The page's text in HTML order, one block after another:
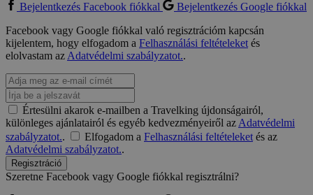
Bejelentkezés Facebook fiókkal
Bejelentkezés Google fiókkal
Facebook vagy Google fiókkal való regisztrációm kapcsán
kijelentem, hogy elfogadom a Felhasználási feltételeketés
elolvastam azAdatvédelmi szabályzatot..
Értesülni akarok e-mailben a Travelking újdonságairól,
különleges ajánlatairól és egyéb kedvezményeiről azAdatvédelmi
szabályzatot.. Elfogadom a Felhasználási feltételeketés az
Adatvédelmi szabályzatot..
Regisztráció
Szeretne Facebook vagy Google fiókkal regisztrálni?